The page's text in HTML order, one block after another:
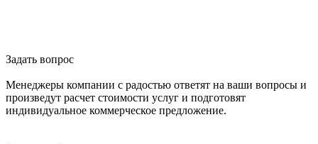
Задать вопрос
Менеджеры компании с радостью ответят на ваши вопросы и
произведут расчет стоимости услуг и подготовят
индивидуальное коммерческое предложение.